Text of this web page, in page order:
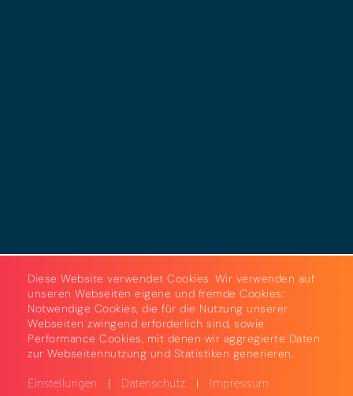
Diese Website verwendet Cookies. Wir verwenden auf
unseren Webseiten eigene und fremde Cookies:
Notwendige Cookies, die für die Nutzung unserer
Webseiten zwingend erforderlich sind, sowie
Performance Cookies, mit denen wir aggregierte Daten
zur Webseitennutzung und Statistiken generieren.
Einstellungen | Datenschutz | Impressum